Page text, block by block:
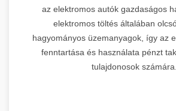
az elektromos autók gazdaságos
elektromos töltés általában
hagyományos üzemanyagok, így az
fenntartása és használata pénzt
tulajdonosok számára.